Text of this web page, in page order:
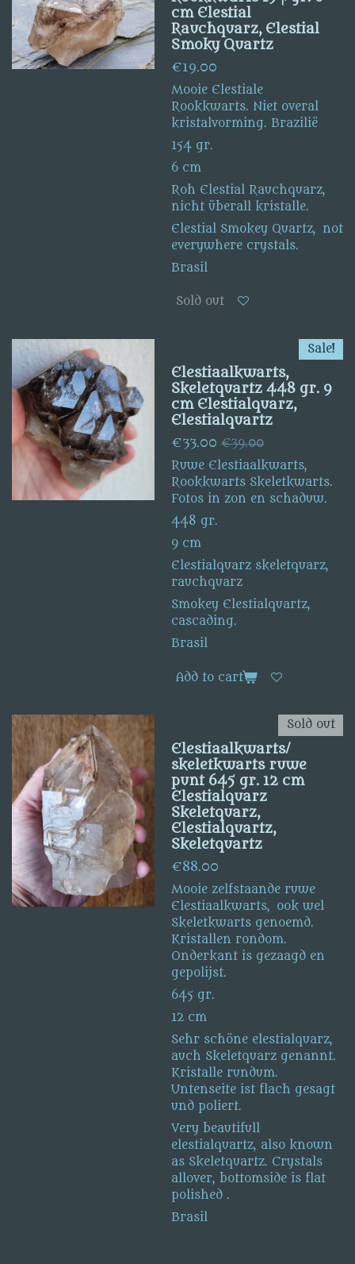
cm Elestial
Rauchquarz, Elestial
Smoky Quartz
€19.00
Mooie Elestiale
Rookkwarts. Niet overal
kristalvorming. Brazilië
154 gr.
6 cm
Roh Elestial Rauchquarz,
nicht überall kristalle.
Elestial Smokey Quartz, not
everywhere crystals.
Brasil
Sold out
Sale!
Elestiaalkwarts,
Skeletquartz 448 gr. 9
cm Elestialquarz,
Elestialquartz
€33.00 €39.00
Ruwe Elestiaalkwarts,
Rookkwarts Skeletkwarts.
Fotos in zon en schaduw.
448 gr.
9 cm
Elestialquarz skeletquarz,
rauchquarz
Smokey Elestialquartz,
cascading.
Brasil
Add to cart
Sold out
Elestiaalkwarts/
skeletkwarts ruwe
punt 645 gr. 12 cm
Elestialquarz
Skeletquarz,
Elestialquartz,
Skeletquartz
€88.00
Mooie zelfstaande ruwe
Elestiaalkwarts, ook wel
Skeletkwarts genoemd.
Kristallen rondom.
Onderkant is gezaagd en
gepolijst.
645 gr.
12 cm
Sehr schöne elestialquarz,
auch Skeletquarz genannt.
Kristalle rundum.
Untenseite ist flach gesagt
und poliert.
Very beautifull
elestialquartz, also known
as Skeletquartz. Crystals
allover, bottomside is flat
polished .
Brasil